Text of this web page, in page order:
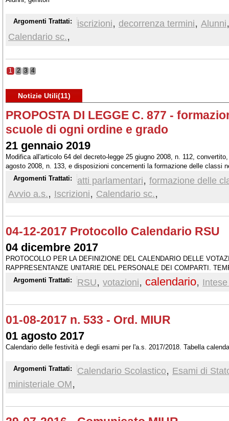
Argomenti Trattati: iscrizioni, decorrenza termini, Alunni
Calendario sc.,
1 2 3 4
Notizie Utili(11)
PROPOSTA DI LEGGE C. 877 -
scuole di ogni ordine e grado
21 gennaio 2019
Modifica all'articolo 64 del decreto-legge 25 giugno 2008, n. 112,
agosto 2008, n. 133, e disposizioni concernenti la formazione delle classi
Argomenti Trattati:
atti parlamentari, formazione delle
Avvio a.s., Iscrizioni, Calendario sc.,
04-12-2017 Protocollo Calendario RSU
04 dicembre 2017
PROTOCOLLO PER LA DEFINIZIONE DEL CALENDARIO DELLE
RAPPRESENTANZE UNITARIE DEL PERSONALE DEI COMPARTI.
ELETTORALI
Argomenti Trattati: RSU, votazioni, calendario,
01-08-2017 n. 533 - Ord. MIUR
01 agosto 2017
Calendario delle festività e degli esami per l'a.s. 2017/2018. Tabella
Argomenti Trattati: Calendario Scolastico, Esami di
ministeriale OM,